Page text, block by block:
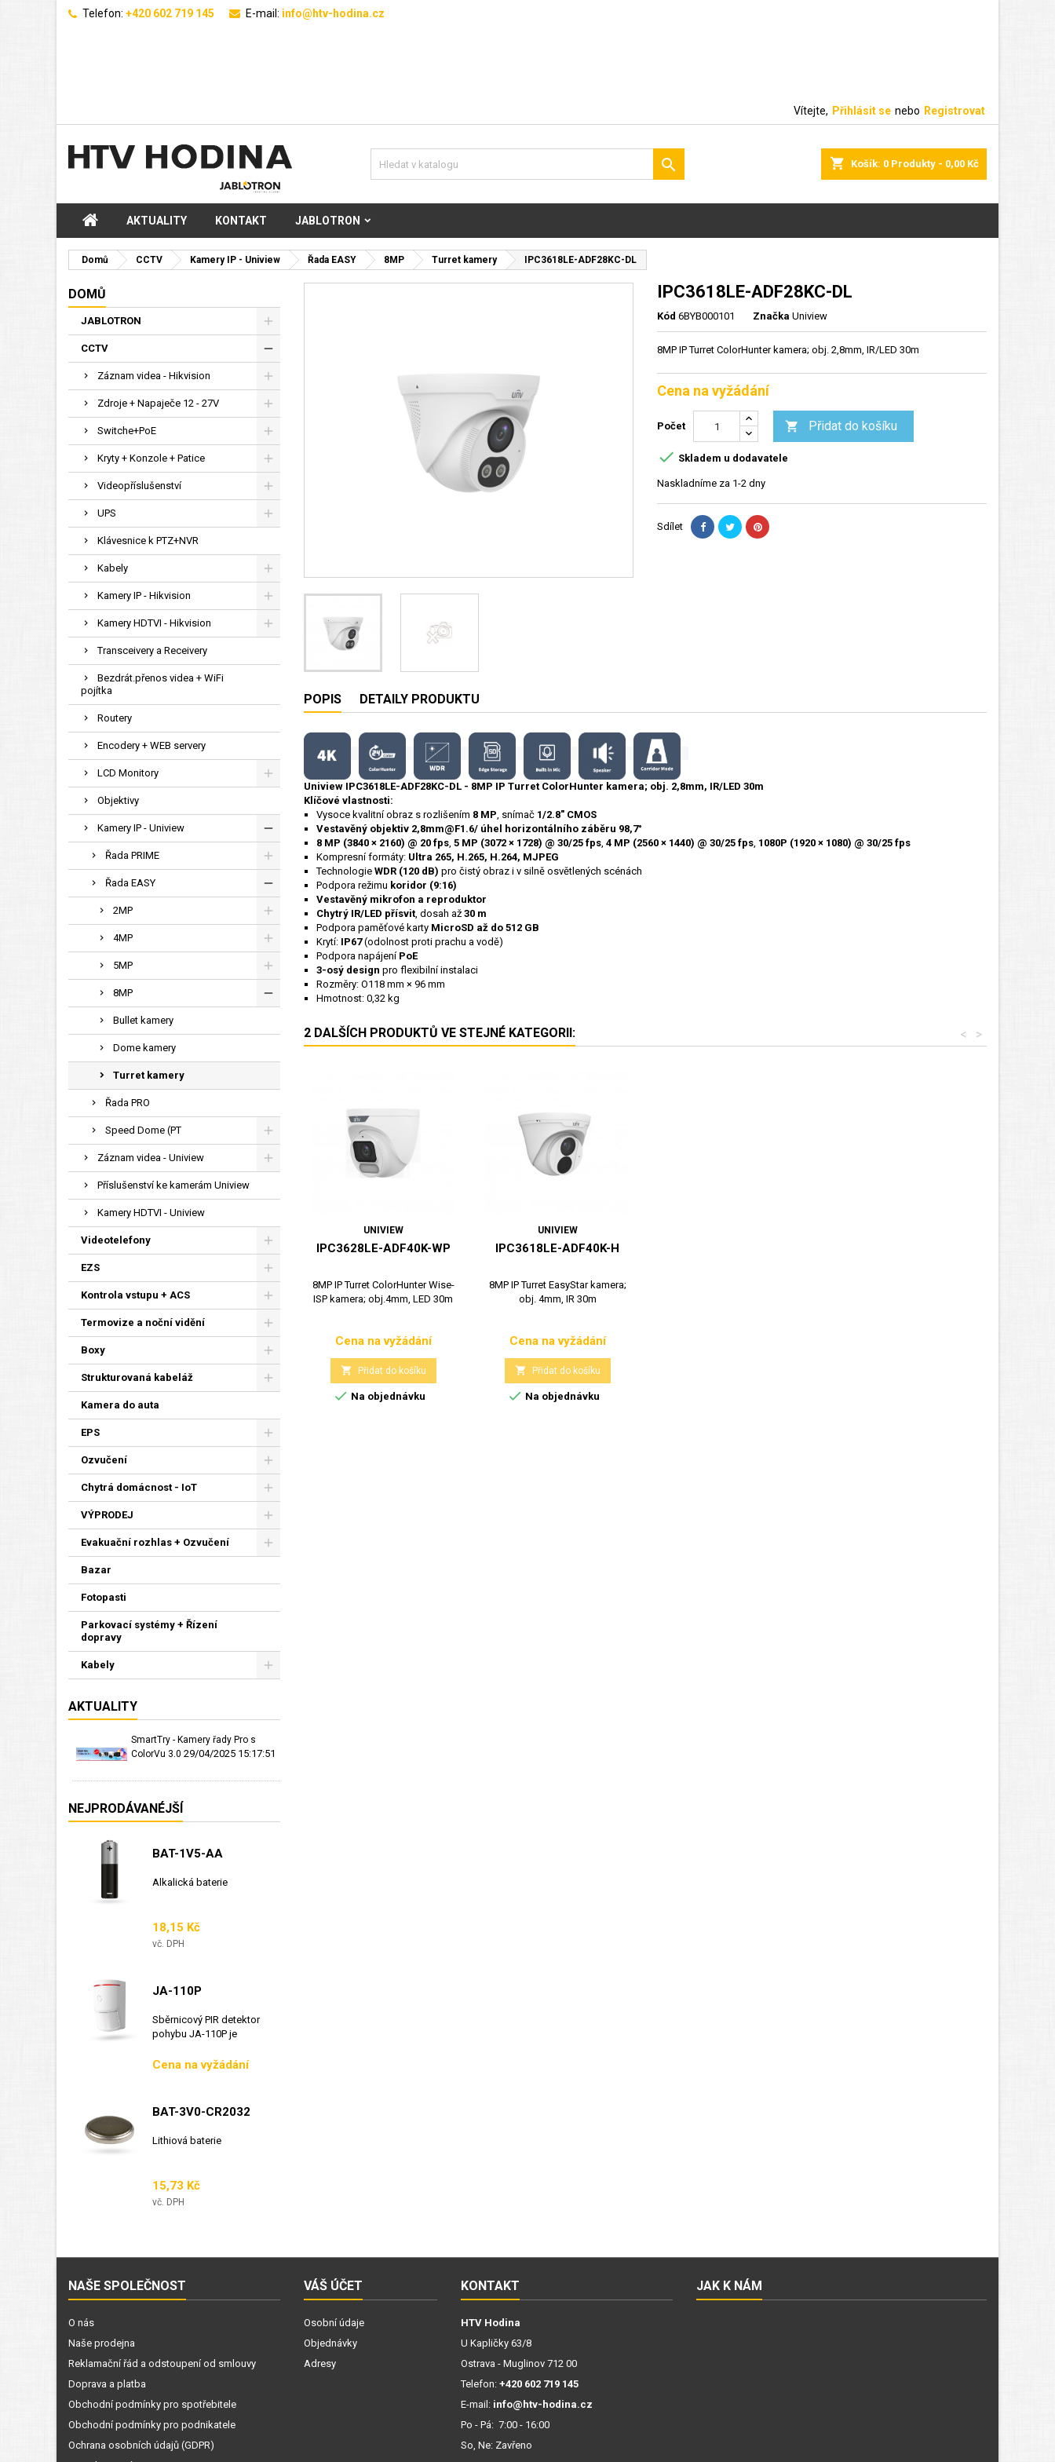
Telefon: +420 602 719 145 E-mail: info@htv-hodina.cz
Vítejte, Přihlásit se nebo Registrovat
shopping_cart Košík: 0 Produkty - 0,00 Kč

AKTUALITY KONTAKT JABLOTRON
Domů CCTV Kamery IP - Uniview Řada EASY 8MP Turret kamery IPC3618LE-ADF28KC-DL
DOMŮ
JABLOTRON
CCTV
Záznam videa - Hikvision
Zdroje + Napaječe 12 - 27V
Switche+PoE
Kryty + Konzole + Patice
Videopříslušenství
UPS
Klávesnice k PTZ+NVR
Kabely
Kamery IP - Hikvision
Kamery HDTVI - Hikvision
Transceivery a Receivery
Bezdrát.přenos videa + WiFi
pojítka
Routery
Encodery + WEB servery
LCD Monitory
Objektivy
Kamery IP - Uniview
Řada PRIME
Řada EASY
2MP
4MP
5MP
8MP
Bullet kamery
Dome kamery
Turret kamery
Řada PRO
Speed Dome (PT
Záznam videa - Uniview
Příslušenství ke kamerám Uniview
Kamery HDTVI - Uniview
Videotelefony
EZS
Kontrola vstupu + ACS
Termovize a noční vidění
Boxy
Strukturovaná kabeláž
Kamera do auta
EPS
Ozvučení
Chytrá domácnost - IoT
VÝPRODEJ
Evakuační rozhlas + Ozvučení
Bazar
Fotopasti
Parkovací systémy + Řízení
dopravy
Kabely
AKTUALITY
SmartTry - Kamery řady Pro s
ColorVu 3.0 29/04/2025 15:17:51
NEJPRODÁVANÉJŠÍ
BAT-1V5-AA
Alkalická baterie
Cena
18,15 Kč
vč. DPH
JA-110P
Sběrnicový PIR detektor
pohybu JA-110P je
Cena
Cena na vyžádání
BAT-3V0-CR2032
Lithiová baterie
Cena
15,73 Kč
vč. DPH
IPC3618LE-ADF28KC-DL
Kód 6BYB000101 Značka Uniview
8MP IP Turret ColorHunter kamera; obj. 2,8mm, IR/LED 30m
Cena na vyžádání
Počet  Přidat do košíku
 Skladem u dodavatele
Naskladníme za 1-2 dny
Sdílet
POPIS DETAILY PRODUKTU
Uniview IPC3618LE-ADF28KC-DL - 8MP IP Turret ColorHunter kamera; obj. 2,8mm, IR/LED 30m
Klíčové vlastnosti:
Vysoce kvalitní obraz s rozlišením 8 MP, snímač 1/2.8" CMOS
Vestavěný objektiv 2,8mm@F1.6/ úhel horizontálního záběru 98,7°
8 MP (3840 × 2160) @ 20 fps, 5 MP (3072 × 1728) @ 30/25 fps, 4 MP (2560 × 1440) @ 30/25 fps, 1080P (1920 × 1080) @ 30/25 fps
Kompresní formáty: Ultra 265, H.265, H.264, MJPEG
Technologie WDR (120 dB) pro čistý obraz i v silně osvětlených scénách
Podpora režimu koridor (9:16)
Vestavěný mikrofon a reproduktor
Chytrý IR/LED přísvit, dosah až 30 m
Podpora paměťové karty MicroSD až do 512 GB
Krytí: IP67(odolnost proti prachu a vodě)
Podpora napájení PoE
3-osý design pro flexibilní instalaci
Rozměry: O118 mm × 96 mm
Hmotnost: 0,32 kg
2 DALŠÍCH PRODUKTŮ VE STEJNÉ KATEGORII: >
<
UNIVIEW
IPC3628LE-ADF40K-WP
8MP IP Turret ColorHunter Wise-
ISP kamera; obj.4mm, LED 30m
Cena
Cena na vyžádání
 Přidat do košíku
 Na objednávku
UNIVIEW
IPC3618LE-ADF40K-H
8MP IP Turret EasyStar kamera;
obj. 4mm, IR 30m
Cena
Cena na vyžádání
 Přidat do košíku
 Na objednávku
NAŠE SPOLEČNOST
O nás
Naše prodejna
Reklamační řád a odstoupení od smlouvy
Doprava a platba
Obchodní podmínky pro spotřebitele
Obchodní podmínky pro podnikatele
Ochrana osobních údajů (GDPR)
VÁŠ ÚČET
Osobní údaje
Objednávky
Adresy
KONTAKT
HTV Hodina
U Kapličky 63/8
Ostrava - Muglinov 712 00
Telefon: +420 602 719 145
E-mail: info@htv-hodina.cz
Po - Pá: 7:00 - 16:00
So, Ne: Zavřeno
JAK K NÁM